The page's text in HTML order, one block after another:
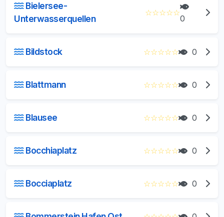
Bielersee-
Unterwasserquellen
☆☆☆☆☆
0
Bildstock ☆☆☆☆☆ 0
Blattmann ☆☆☆☆☆ 0
Blausee ☆☆☆☆☆ 0
Bocchiaplatz ☆☆☆☆☆ 0
Bocciaplatz ☆☆☆☆☆ 0